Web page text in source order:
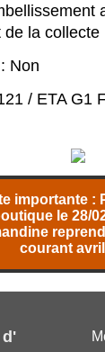
de la collecte
Non
/ ETA G1
importante :
le 28/
courant
d'